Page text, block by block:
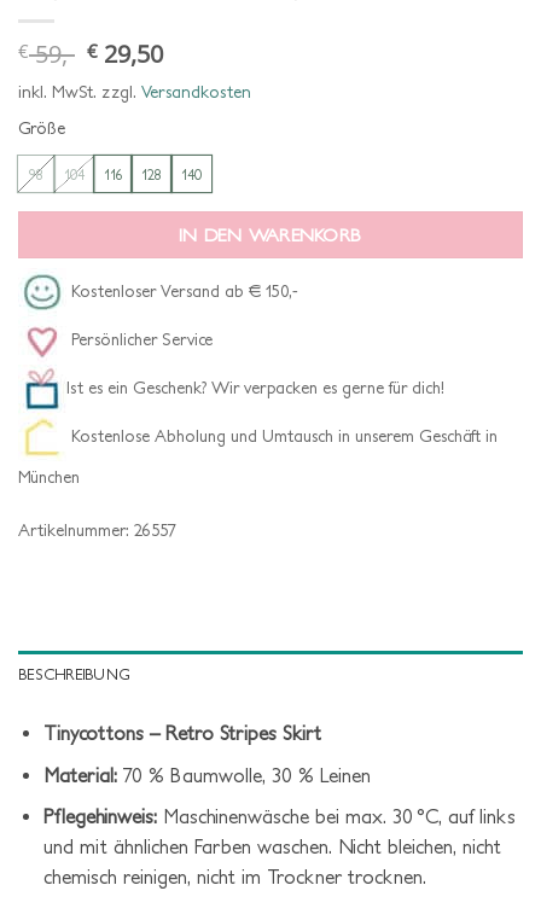
€59,- ursprünglicher
preis
war:
€ 59,-
€ 29,50aktueller
ist:
€ 29,50.
inkl. MwSt. zzgl. Versandkosten
Größe
98 104 116 128 140
IN DEN WARENKORB
Kostenloser Versand ab € 150,-
Persönlicher Service
Ist es ein Geschenk? Wir verpacken es gerne für dich!
Kostenlose Abholung und Umtausch in unserem Geschäft in
München
Artikelnummer: 26557
BESCHREIBUNG
Tinycottons – Retro Stripes Skirt
Material: 70 % Baumwolle, 30 % Leinen
Pflegehinweis:Maschinenwäsche bei max. 30 °C, auf links
und mit ähnlichen Farben waschen. Nicht bleichen, nicht
chemisch reinigen, nicht im Trockner trocknen.